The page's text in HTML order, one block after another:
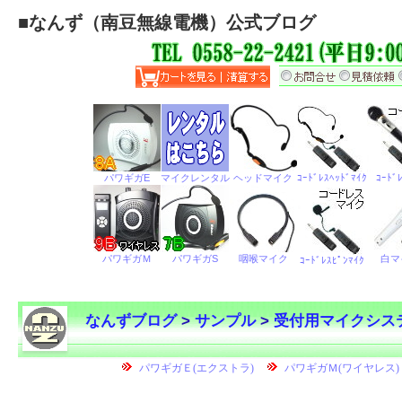
■なんず（南豆無線電機）公式ブログ
なんずブログ>サンプル>受付用マイクシス